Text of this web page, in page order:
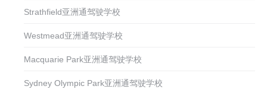
Strathfield亚洲通驾驶学校
Westmead亚洲通驾驶学校
Macquarie Park亚洲通驾驶学校
Sydney Olympic Park亚洲通驾驶学校